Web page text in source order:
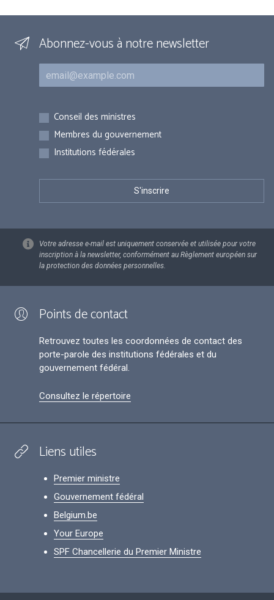
Abonnez-vous à notre newsletter
Courriel
Inscriptions
Conseil des ministres
Membres du gouvernement
Institutions fédérales
Votre adresse e-mail est uniquement conservée et utilisée pour votre
inscription à la newsletter, conformément au Règlement européen sur
la protection des données personnelles.
Points de contact
Retrouvez toutes les coordonnées de contact des
porte-parole des institutions fédérales et du
gouvernement fédéral.
Consultez le répertoire
Liens utiles
Premier ministre
Gouvernement fédéral
Belgium.be
Your Europe
SPF Chancellerie du Premier Ministre